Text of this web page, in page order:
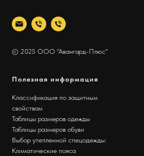
© 2025 ООО "Авангард-Плюс"
Полезная информация
Классификация по защитным
свойствам
Таблицы размеров одежды
Таблицы размеров обуви
Выбор утепленной спецодежды:
Климатические пояса